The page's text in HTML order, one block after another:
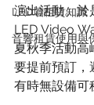
LED墻租賃知識
音響租賃使用與
演出活動。於
LED Video
夏秋季活動高
要提前預訂，
有時無設備可